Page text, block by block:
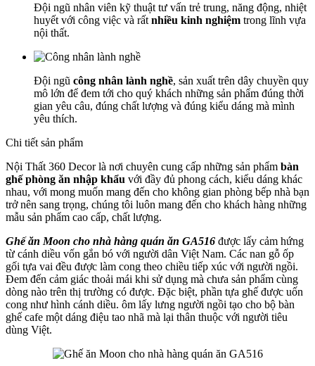
Đội ngũ nhân viên kỹ thuật tư vấn trẻ trung, năng động, nhiệt
huyết với công việc và rất nhiều kinh nghiệm trong lĩnh vựa
nội thất.
Đội ngũ công nhân lành nghề, sản xuất trên dây chuyền quy
mô lớn để đem tới cho quý khách những sản phẩm đúng thời
gian yêu câu, đúng chất lượng và đúng kiểu dáng mà mình
yêu thích.
Chi tiết sản phẩm
Nội Thất 360 Decor là nơi chuyên cung cấp những sản phẩm bàn
ghế phòng ăn nhập khẩu với đầy đủ phong cách, kiểu dáng khác
nhau, với mong muốn mang đến cho không gian phòng bếp nhà bạn
trở nên sang trọng, chúng tôi luôn mang đến cho khách hàng những
mẫu sản phẩm cao cấp, chất lượng.
Ghế ăn Moon cho nhà hàng quán ăn GA516 được lấy cảm hứng
từ cánh diều vốn gắn bó với người dân Việt Nam. Các nan gỗ ốp
gối tựa vai đều được làm cong theo chiều tiếp xúc với người ngồi.
Đem đến cảm giác thoải mái khi sử dụng mà chưa sản phẩm cùng
dòng nào trên thị trường có được. Đặc biệt, phần tựa ghế được uốn
cong như hình cánh diều. ôm lấy lưng người ngồi tạo cho bộ bàn
ghế cafe một dáng điệu tao nhã mà lại thân thuộc với người tiêu
dùng Việt.